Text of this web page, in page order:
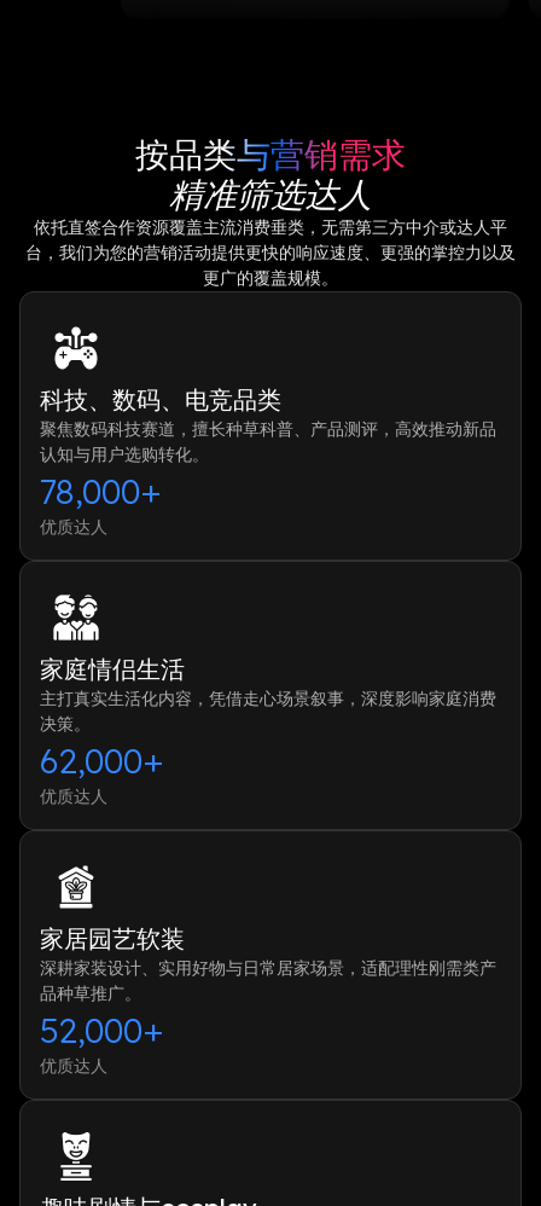
按品类与营销需求
精准筛选达人
依托直签合作资源覆盖主流消费垂类，无需第三方中介或达人平
台，我们为您的营销活动提供更快的响应速度、更强的掌控力以及
更广的覆盖规模。
科技、数码、电竞品类
聚焦数码科技赛道，擅长种草科普、产品测评，高效推动新品
认知与用户选购转化。
78,000+
优质达人
家庭情侣生活
主打真实生活化内容，凭借走心场景叙事，深度影响家庭消费
决策。
62,000+
优质达人
家居园艺软装
深耕家装设计、实用好物与日常居家场景，适配理性刚需类产
品种草推广。
52,000+
优质达人